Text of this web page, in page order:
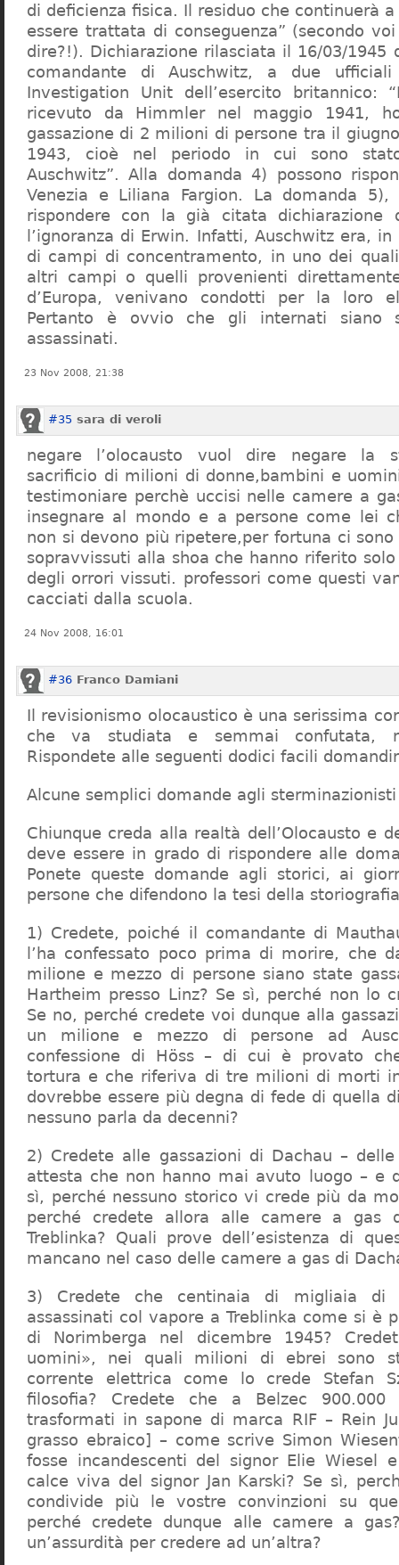
di deficienza fisica. Il residuo che continuerà
essere trattata di conseguenza” (secondo
dire?!). Dichiarazione rilasciata il 16/03/1945
comandante di Auschwitz, a due
Investigation Unit dell’esercito britannico:
ricevuto da Himmler nel maggio 1941,
gassazione di 2 milioni di persone tra il
1943, cioè nel periodo in cui sono
Auschwitz”. Alla domanda 4) possono
Venezia e Liliana Fargion. La domanda
rispondere con la già citata dichiarazione
l’ignoranza di Erwin. Infatti, Auschwitz era,
di campi di concentramento, in uno dei
altri campi o quelli provenienti
d’Europa, venivano condotti per la loro
Pertanto è ovvio che gli internati siano
assassinati.
23 Nov 2008, 21:38
#35 sara di veroli
negare l’olocausto vuol dire negare la
sacrificio di milioni di donne,bambini e
testimoniare perchè uccisi nelle camere a
insegnare al mondo e a persone come lei
non si devono più ripetere,per fortuna ci
sopravvissuti alla shoa che hanno riferito
degli orrori vissuti. professori come questi
cacciati dalla scuola.
24 Nov 2008, 16:01
#36 Franco Damiani
Il revisionismo olocaustico è una serissima
che va studiata e semmai confutata,
Rispondete alle seguenti dodici facili
Alcune semplici domande agli sterminazionisti
Chiunque creda alla realtà dell’Olocausto e
deve essere in grado di rispondere alle
Ponete queste domande agli storici, ai
persone che difendono la tesi della
1) Credete, poiché il comandante di
l’ha confessato poco prima di morire, che
milione e mezzo di persone siano state
Hartheim presso Linz? Se sì, perché non lo
Se no, perché credete voi dunque alla
un milione e mezzo di persone ad
confessione di Höss – di cui è provato
tortura e che riferiva di tre milioni di morti
dovrebbe essere più degna di fede di quella
nessuno parla da decenni?
2) Credete alle gassazioni di Dachau –
attesta che non hanno mai avuto luogo – e
sì, perché nessuno storico vi crede più da
perché credete allora alle camere a gas
Treblinka? Quali prove dell’esistenza di
mancano nel caso delle camere a gas di
3) Credete che centinaia di migliaia di
assassinati col vapore a Treblinka come si è
di Norimberga nel dicembre 1945?
uomini», nei quali milioni di ebrei sono
corrente elettrica come lo crede Stefan
filosofia? Credete che a Belzec
trasformati in sapone di marca RIF – Rein
grasso ebraico] – come scrive Simon
fosse incandescenti del signor Elie Wiesel
calce viva del signor Jan Karski? Se sì,
condivide più le vostre convinzioni su
perché credete dunque alle camere a
un’assurdità per credere ad un’altra?